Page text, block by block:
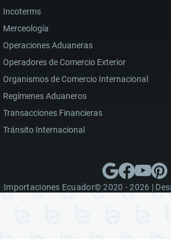
Incoterms
Merceología
Operaciones Aduaneras
Operadores de Comercio Exterior
Organismos de Comercio Internacional
Regímenes Aduaneros
Transacciones Financieras
Tránsito Internacional
Importaciones Ecuador© 2020 - 2026 |